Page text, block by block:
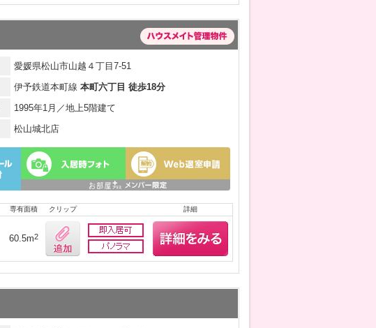
愛媛県松山市山越４丁目7-51
伊予鉄道本町線 本町六丁目 徒歩18分
1995年1月／地上5階建て
松山城北店
専有面積 クリップ 詳細
60.5m2